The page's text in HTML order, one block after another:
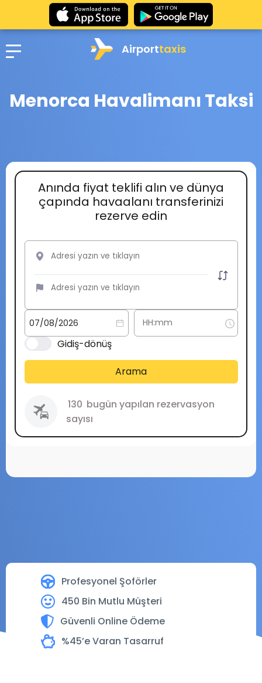
Airporttaxis
Menorca Havalimanı Taksi
Profesyonel Şoförler
450 Bin Mutlu Müşteri
Güvenli Online Ödeme
%45’e Varan Tasarruf
Anında fiyat teklifi alın ve dünya
çapında havaalanı transferinizi
rezerve edin
Gidiş-dönüş
Arama
130 bugün yapılan rezervasyon
sayısı